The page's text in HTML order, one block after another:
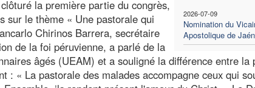
2026-07-09
Nomination du
Apostolique de
la première partie du congrès,
sur le thème « Une pastorale qui
Chirinos Barrera, secrétaire
de la foi péruvienne, a parlé de la
âgés (UEAM) et a souligné la différence entre la
: « La pastorale des malades accompagne ceux qui